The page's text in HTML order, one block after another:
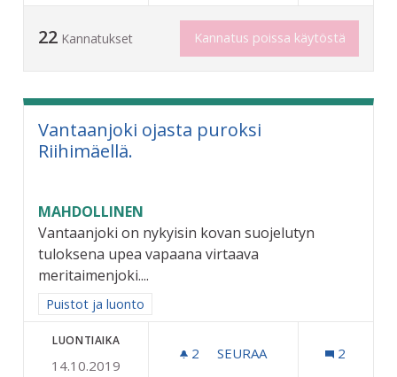
22 Kannatukset Kannatus poissa käytöstä
Vantaanjoki ojasta puroksi
Riihimäellä.
MAHDOLLINEN
Vantaanjoki on nykyisin kovan suojelutyn
tuloksena upea vapaana virtaava
meritaimenjoki....
Rajaa tulokset aihepiirin mukaan: Puistot ja luonto
Puistot ja luonto
LUONTIAIKA
14.10.2019
2 2 SEURAAJAA
SEURAA 2